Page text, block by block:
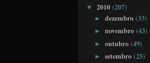
▼ 2010(207)
► dezembro(33)
► novembro(43)
► outubro(49)
► setembro(25)